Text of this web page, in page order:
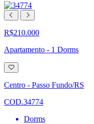
R$210.000
Apartamento - 1 Dorms
Adicionar
à
lista
de
Centro - Passo Fundo/RS
COD.34774
Dorms